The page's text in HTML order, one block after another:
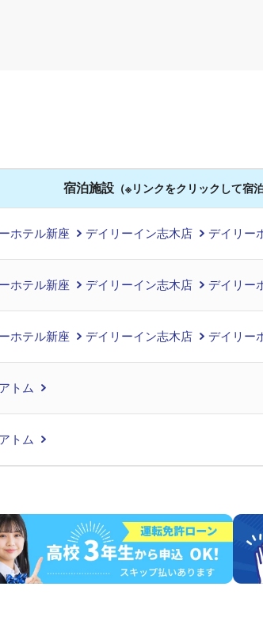
宿泊施設（※リンクをクリックして宿
ホテル新座 デイリーイン志木店 デイリー
ホテル新座 デイリーイン志木店 デイリー
ホテル新座 デイリーイン志木店 デイリー
トム
トム